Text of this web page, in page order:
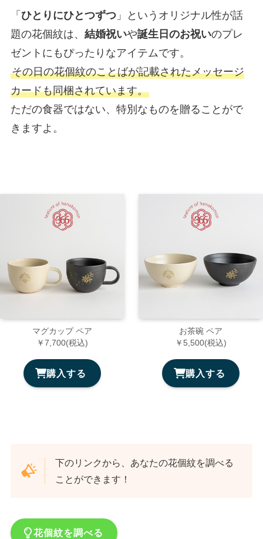
「 ひとりにひとつずつ」というオリジナル性が話
題の花個紋は、 結婚祝いや誕生日のお祝いのプレ
ゼントにもぴったりなアイテムです。
その日の花個紋のことばが記載されたメッセージ
カードも同梱されています。
ただの食器ではない、特別なものを贈ることがで
きますよ。
マグカップ ペア
￥7,700(税込)
購入する
お茶碗 ペア
￥5,500(税込)
購入する
下のリンクから、あなたの花個紋を調べる
ことができます！
花個紋を調べる